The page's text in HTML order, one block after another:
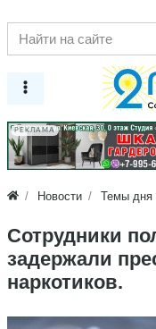
РЕКЛАМА
Новости Темы дня
Сотрудники
задержали
наркотиков.